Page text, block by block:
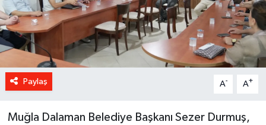
Paylaş A- A+
Muğla Dalaman Belediye Başkanı Sezer Durmuş,